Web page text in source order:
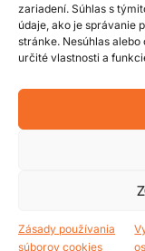
zariadení. Súhlas s
údaje, ako je správanie
stránke. Nesúhlas
určité vlastnosti a
Zásady používania
súborov cookies